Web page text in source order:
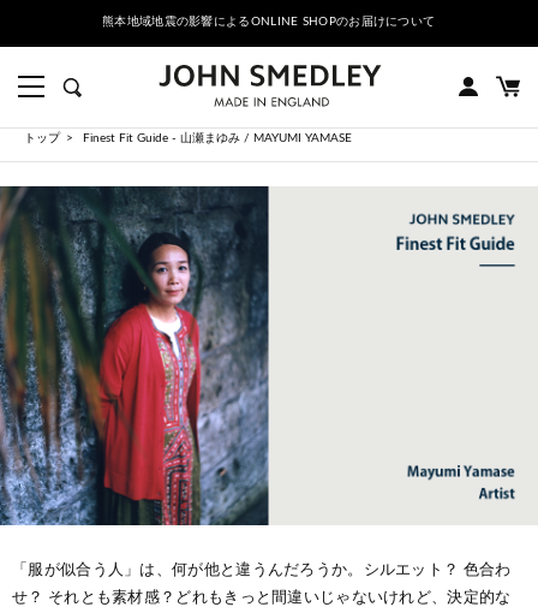
熊本地域地震の影響によるONLINE SHOPのお届けについて
トップ Finest Fit Guide - 山瀬まゆみ / MAYUMI YAMASE
「服が似合う人」は、何が他と違うんだろうか。シルエット？ 色合わ
せ？ それとも素材感？どれもきっと間違いじゃないけれど、決定的な